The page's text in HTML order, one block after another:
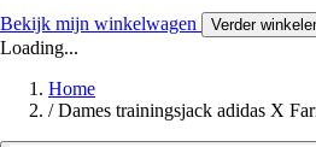
Bekijk mijn winkelwagen Verder
Loading...
Home
/ Dames trainingsjack adidas X